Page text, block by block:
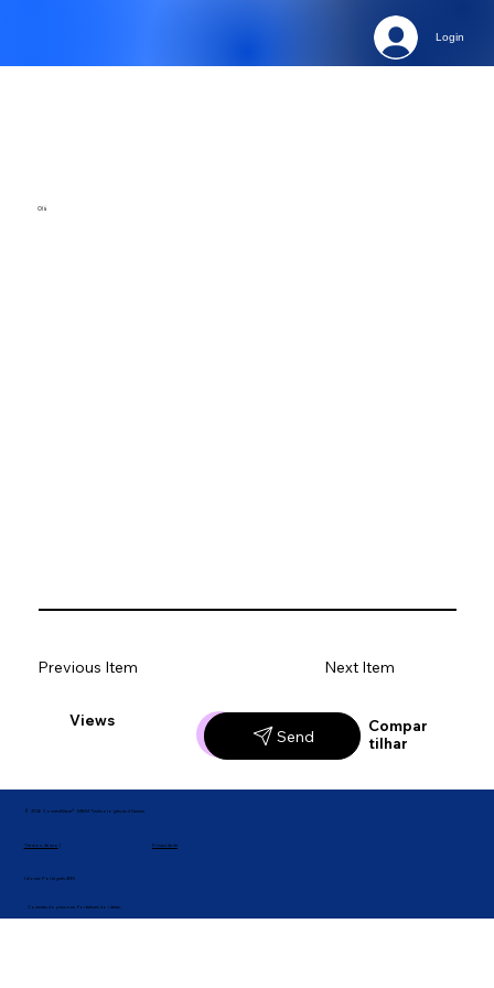
Login
Olá
Views
Send
Compar
tilhar
Previous Item Next Item
© 2026 ConnectWave® · MBM Technologies and Games
Termos de uso
Idioma: Português (BR)
Privacidade
Conectando pessoas. Fortalecendo ideias.